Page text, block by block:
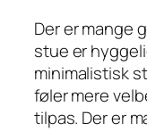
Der er mange
stue er
minimalistisk
føler mere
tilpas. Der er